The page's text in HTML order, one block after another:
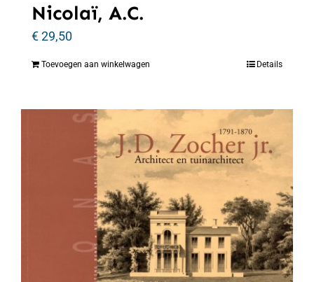
Nicolaï, A.C.
€29,50
Toevoegen aan winkelwagen Details